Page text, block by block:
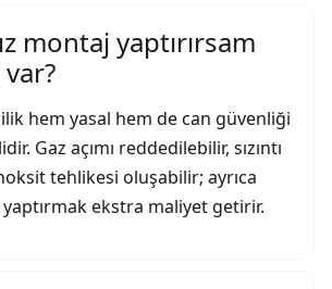
montaj yaptırırsam
hem yasal hem de can güvenliği
Gaz açımı reddedilebilir, sızıntı
tehlikesi oluşabilir; ayrıca
ekstra maliyet getirir.